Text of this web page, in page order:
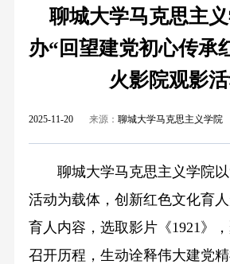
聊城大学马克思主
办“回望建党初心传承
火影院观影
2025-11-20 来源： 聊城大学马克思主义学院
聊城大学马克思主义学院以
活动为载体，创新红色文化育
育人内容，选取影片《1921》
召开历程，生动诠释伟大建党